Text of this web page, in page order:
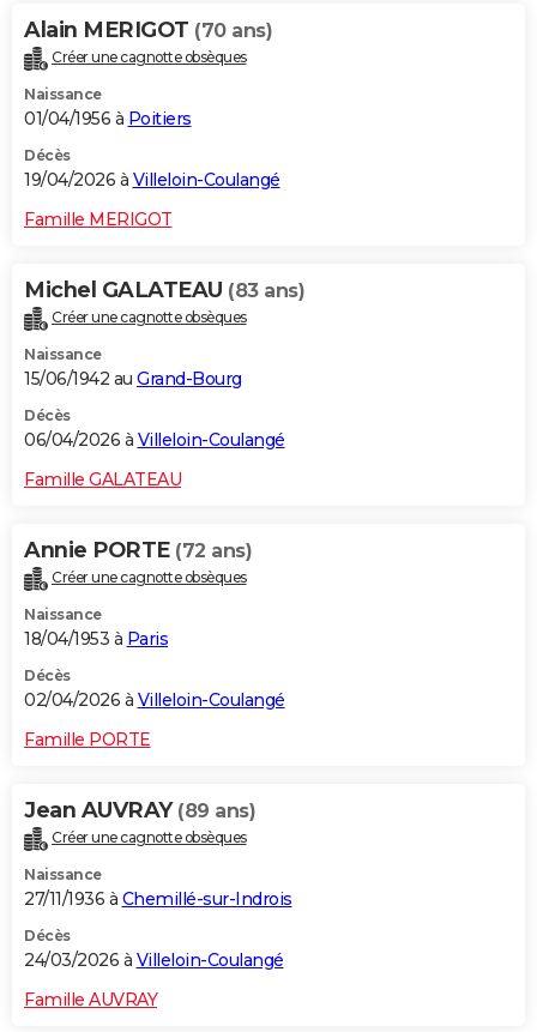
Alain MERIGOT (70 ans)
Créer une cagnotte obsèques
Naissance
01/04/1956 à Poitiers
Décès
19/04/2026 à Villeloin-Coulangé
Famille MERIGOT
Michel GALATEAU (83 ans)
Créer une cagnotte obsèques
Naissance
15/06/1942 au Grand-Bourg
Décès
06/04/2026 à Villeloin-Coulangé
Famille GALATEAU
Annie PORTE (72 ans)
Créer une cagnotte obsèques
Naissance
18/04/1953 à Paris
Décès
02/04/2026 à Villeloin-Coulangé
Famille PORTE
Jean AUVRAY (89 ans)
Créer une cagnotte obsèques
Naissance
27/11/1936 à Chemillé-sur-Indrois
Décès
24/03/2026 à Villeloin-Coulangé
Famille AUVRAY